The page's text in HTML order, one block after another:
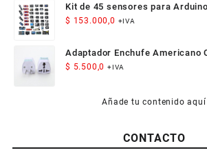
Kit de 45 sensores para Arduino
$ 153.000,0 +IVA
Adaptador Enchufe Americano
Viaje
$ 5.500,0 +IVA
Añade tu contenido aquí
CONTACTO